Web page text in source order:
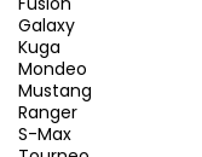
Galaxy
Kuga
Mondeo
Mustang
Ranger
S-Max